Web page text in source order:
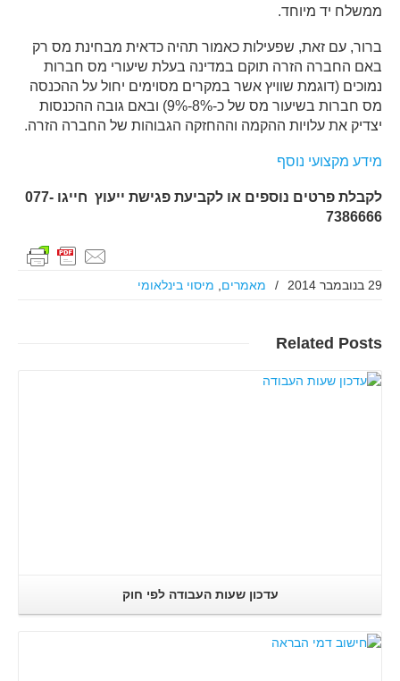
ממשלח יד מיוחד.
ברור, עם זאת, שפעילות כאמור תהיה כדאית מבחינת מס רק
באם החברה הזרה תוקם במדינה בעלת שיעורי מס חברות
נמוכים (דוגמת שוויץ אשר במקרים מסוימים יחול על ההכנסה
מס חברות בשיעור מס של כ-8%-9%) ובאם גובה ההכנסות
יצדיק את עלויות ההקמה וההחזקה הגבוהות של החברה הזרה.
מידע מקצועי נוסף
לקבלת פרטים נוספים או לקביעת פגישת ייעוץ
חייגו 077-
7386666
29 בנובמבר 2014 / מאמרים מיסוי בינלאומי
Related Posts
עדכון שעות העבודה לפי חוק